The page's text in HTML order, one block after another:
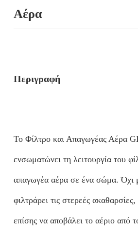
Αέρα
Περιγραφή
Το Φίλτρο και Απαγωγέας Αέρα
ενσωματώνει τη λειτουργία του
απαγωγέα αέρα σε ένα σώμα. Όχι
φιλτράρει τις στερεές
επίσης να αποβάλει το αέριο από